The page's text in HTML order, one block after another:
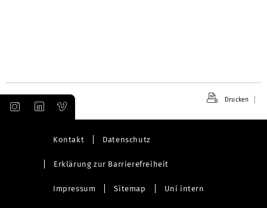
Drucken
Kontakt Datenschutz
Erklärung zur Barrierefreiheit
Impressum Sitemap Uni intern